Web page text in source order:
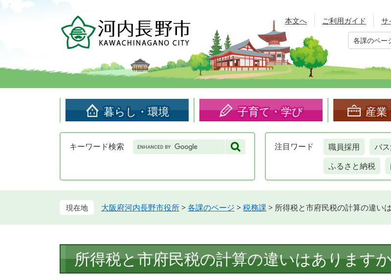
頭
す。
飛
し
本文へ ご利用ガイド サ
各課のペー
暮らし・環境 子育て・学び 産業
キーワード検索 Google
カ
検
注目 ワード 職員採用 バ
ふるさと納税
大阪府河内長野市役所>各課のページ >税務課 > 所得税と市府民税の計算の違い
文
所得税と市府民税の計算の違いはあります